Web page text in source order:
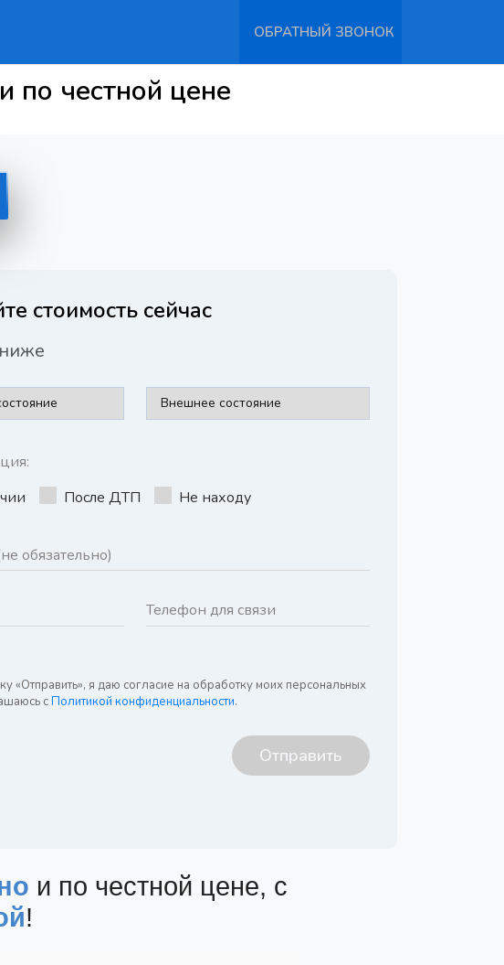
ОБРАТНЫЙ ЗВОНОК
по честной цене
стоимость сейчас
После ДТП Не находу
«Отправить», я даю согласие на обработку моих персональных
сПолитикой конфиденциальности.
и по честной цене, с
!